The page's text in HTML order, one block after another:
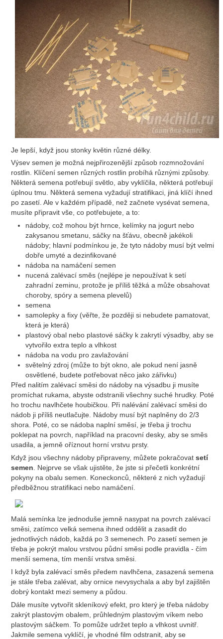
Je lepší, když jsou stonky květin různé délky.
Výsev semen je možná nejpřirozenější způsob rozmnožování
rostlin. Klíčení semen různých rostlin probíhá různými způsoby.
Některá semena potřebují světlo, aby vyklíčila, některá potřebují
úplnou tmu. Některá semena vyžadují stratifikaci, jiná klíčí ihned
po zasetí. Ale v každém případě, než začnete vysévat semena,
musíte připravit vše, co potřebujete, a to:
nádoby, což mohou být hrnce, kelímky na jogurt nebo
zakysanou smetanu, sáčky na šťávu, obecně jakékoli
nádoby; hlavní podmínkou je, že tyto nádoby musí být velmi
dobře umyté a dezinfikované
nádoba na namáčení semen
nucená zalévací směs (nejlépe je nepoužívat k setí
zahradní zeminu, protože je příliš těžká a může obsahovat
choroby, spóry a semena plevelů)
semena
samolepky a fixy (věřte, že později si nebudete pamatovat,
která je která)
plastový obal nebo plastové sáčky k zakrytí výsadby, aby se
vytvořilo extra teplo a vlhkost
nádoba na vodu pro zavlažování
světelný zdroj (může to být okno, ale pokud není jasně
osvětlené, budete potřebovat něco jako zářivku)
Před nalitím zalévací směsi do nádoby na výsadbu ji musíte
promíchat rukama, abyste odstranili všechny suché hrudky. Poté
ho trochu navlhčete houbičkou. Při nalévání zalévací směsi do
nádob ji příliš neutlačujte. Nádoby musí být naplněny do 2/3
shora. Poté, co se nádoba naplní směsí, je třeba ji trochu
poklepat na povrch, například na pracovní desky, aby se směs
usadila, a jemně oříznout horní vrstvu prsty.
Když jsou všechny nádoby připraveny, můžete pokračovat setí
semen . Nejprve se však ujistěte, že jste si přečetli konkrétní
pokyny na obalu semen. Koneckonců, některé z nich vyžadují
předběžnou stratifikaci nebo namáčení.
Malá semínka lze jednoduše jemně nasypat na povrch zalévací
směsi, zatímco velká semena ihned oddělit a zasadit do
jednotlivých nádob, každá po 3 semenech. Po zasetí semen je
třeba je pokrýt malou vrstvou půdní směsi podle pravidla - čím
menší semena, tím menší vrstva směsi.
I když byla zalévací směs předem navlhčena, zasazená semena
je stále třeba zalévat, aby ornice nevysychala a aby byl zajištěn
dobrý kontakt mezi semeny a půdou.
Dále musíte vytvořit skleníkový efekt, pro který je třeba nádoby
zakrýt plastovým obalem, průhledným plastovým víkem nebo
plastovým sáčkem. To pomůže udržet teplo a vlhkost uvnitř.
Jakmile semena vyklíčí, je vhodné film odstranit, aby se